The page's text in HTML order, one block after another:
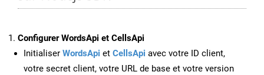
Configurer WordsApi et CellsApi
Initialiser WordsApi et CellsApi avec votre ID client,
votre secret client, votre URL de base et votre version